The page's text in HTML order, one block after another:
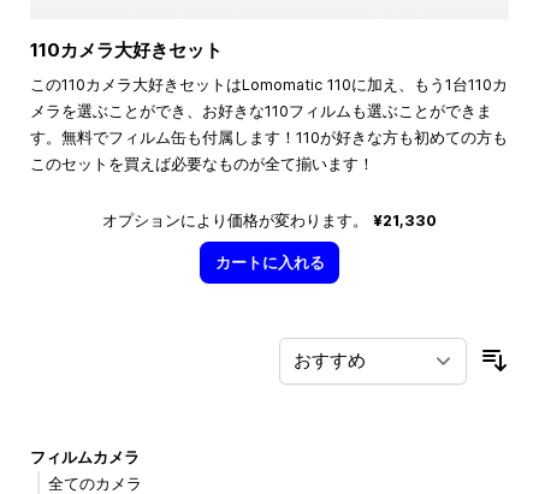
110カメラ大好きセット
この110カメラ大好きセットはLomomatic 110に加え、もう1台110カ
メラを選ぶことができ、お好きな110フィルムも選ぶことができま
す。無料でフィルム缶も付属します！110が好きな方も初めての方も
このセットを買えば必要なものが全て揃います！
オプションにより価格が変わります。 ¥21,330
カートに入れる
フィルムカメラ
全てのカメラ